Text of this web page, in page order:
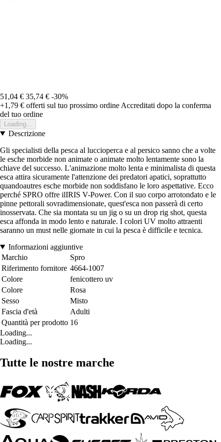
51,04 € 35,74 € -30%
+1,79 € offerti sul tuo prossimo ordine Accreditati dopo la conferma
del tuo ordine
Loading...
Descrizione
Gli specialisti della pesca al luccioperca e al persico sanno che a volte
le esche morbide non animate o animate molto lentamente sono la
chiave del successo. L'animazione molto lenta e minimalista di questa
esca attira sicuramente l'attenzione dei predatori apatici, soprattutto
quandoautres esche morbide non soddisfano le loro aspettative. Ecco
perché SPRO offre ilIRIS V-Power. Con il suo corpo arrotondato e le
pinne pettorali sovradimensionate, quest'esca non passerà di certo
inosservata. Che sia montata su un jig o su un drop rig shot, questa
esca affonda in modo lento e naturale. I colori UV molto attraenti
saranno un must nelle giornate in cui la pesca è difficile e tecnica.
Informazioni aggiuntive
Marchio
Spro
Riferimento fornitore 4664-1007
Colore
fenicottero uv
Colore
Rosa
Sesso
Misto
Fascia d'età
Adulti
Quantità per prodotto 16
Loading...
Loading...
Tutte le nostre marche